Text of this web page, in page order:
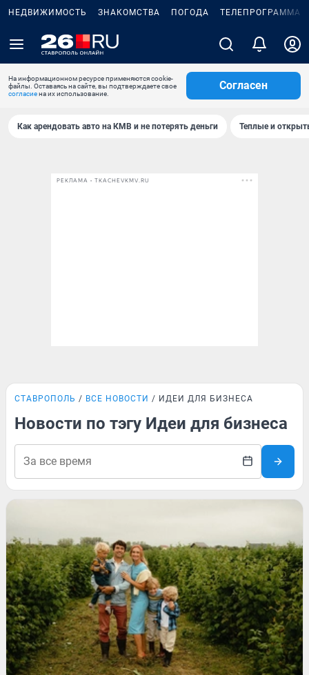
НЕДВИЖИМОСТЬ ЗНАКОМСТВА ПОГОДА ТЕЛЕПРОГРАММА
На информационном ресурсе применяются cookie-
файлы. Оставаясь на сайте, вы подтверждаете свое
согласиена их использование.
Согласен
Как арендовать авто на КМВ и не потерять деньги Теплые и
РЕКЛАМА • TKACHEVKMV.RU
СТАВРОПОЛЬ ВСЕ НОВОСТИ ИДЕИ ДЛЯ БИЗНЕСА
Новости по тэгу Идеи для бизнеса